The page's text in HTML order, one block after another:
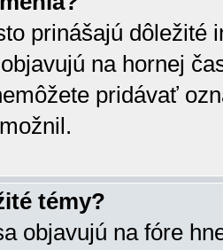
prinášajú dôležité
na hornej
pridávať
témy?
objavujú na fóre